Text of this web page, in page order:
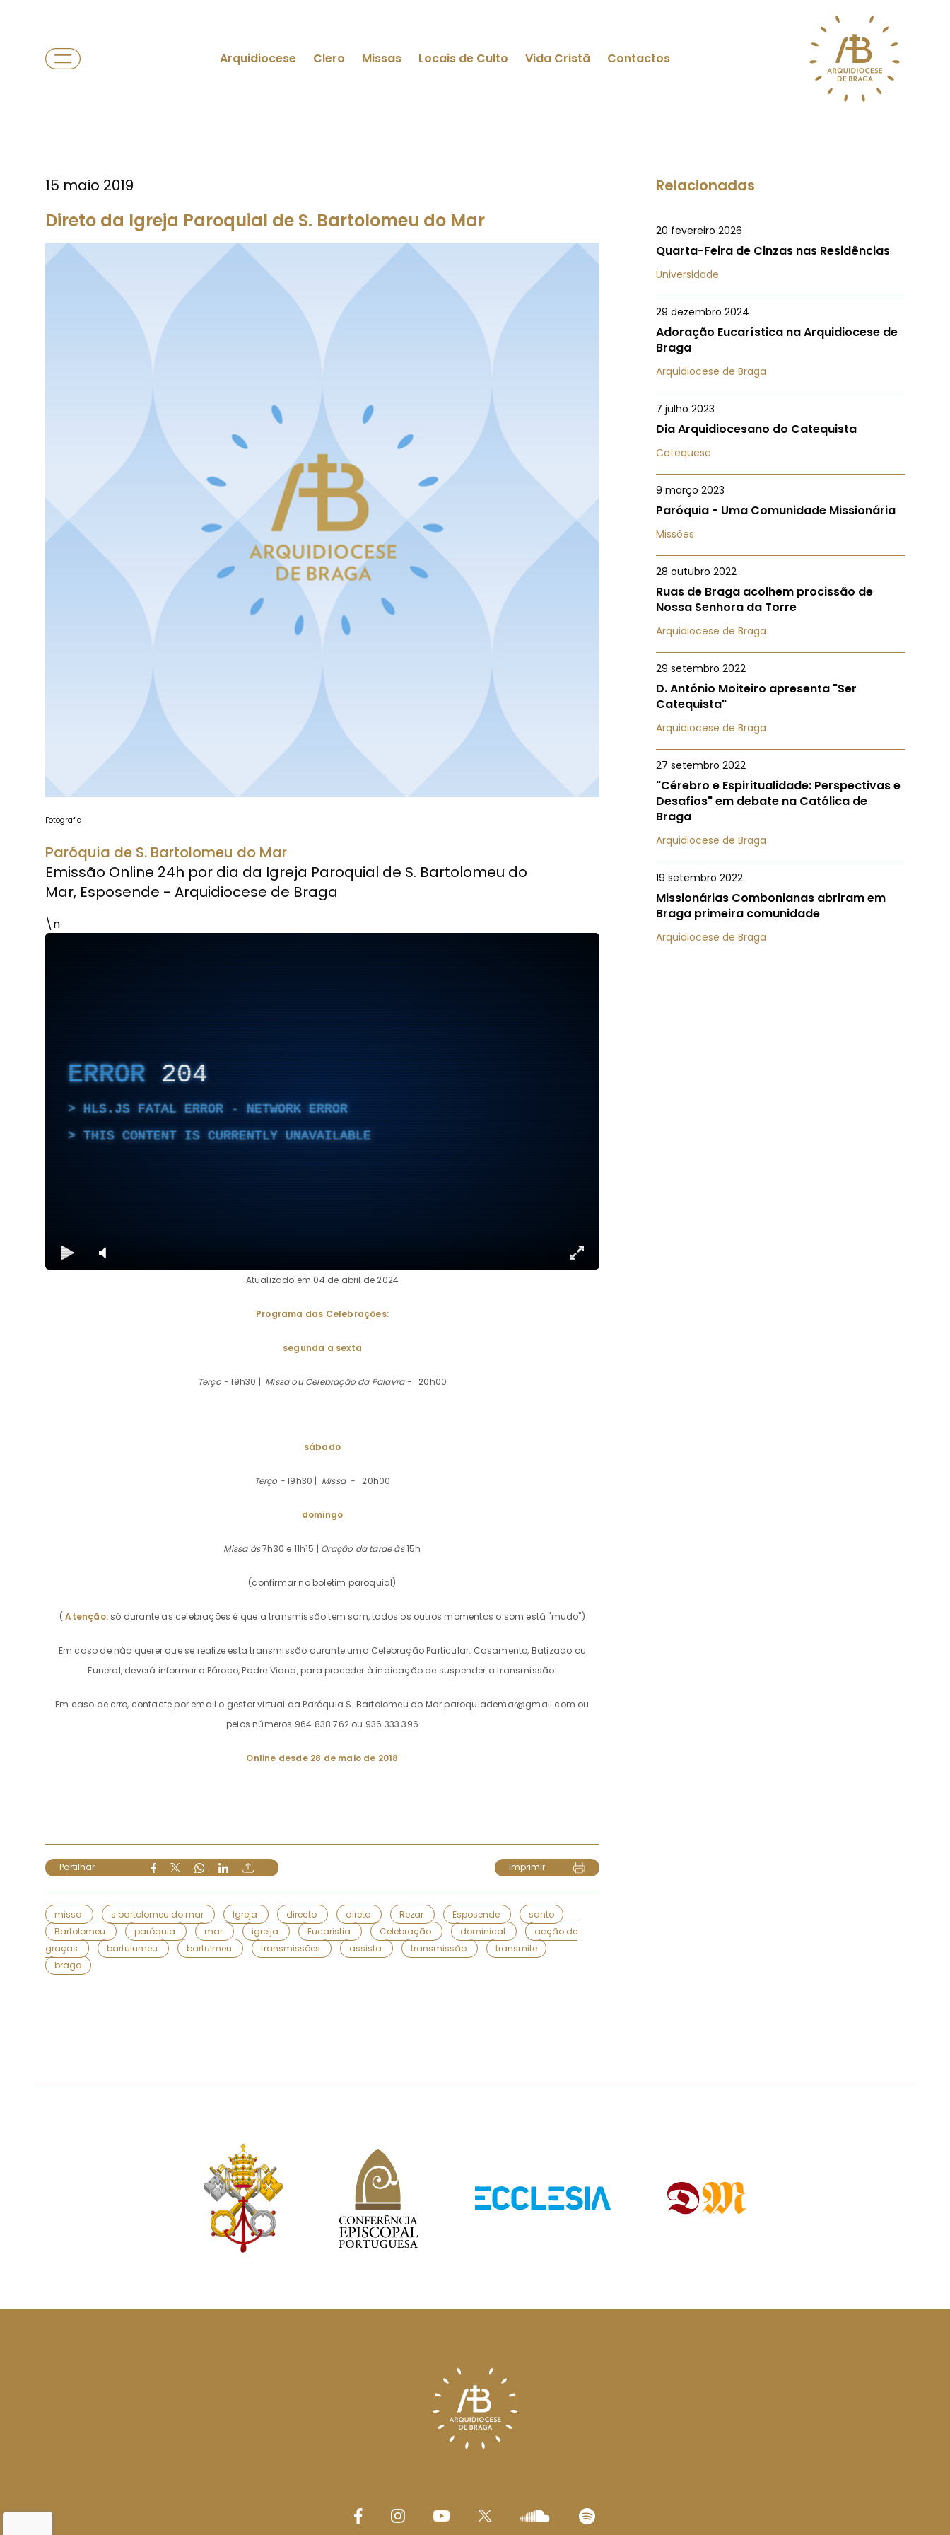
Arquidiocese Clero Missas Locais de Culto Vida Cristã Contactos
15 maio 2019
Direto da Igreja Paroquial de S. Bartolomeu do Mar
Fotografia
Paróquia de S. Bartolomeu do Mar
Emissão Online 24h por dia da Igreja Paroquial de S. Bartolomeu do
Mar, Esposende - Arquidiocese de Braga
\n
Atualizado em 04 de abril de 2024
Programa das Celebrações:
segunda a sexta
Terço -19h30 | Missa ou Celebração da Palavra - 20h00
sábado
Terço -19h30 | Missa - 20h00
domingo
Missa às7h30 e 11h15 | Oração da tarde às15h
(confirmar no boletim paroquial)
(Atenção: só durante as celebrações é que a transmissão tem som, todos os outros momentos o som está "mudo")
Em caso de não querer que se realize esta transmissão durante uma Celebração Particular: Casamento, Batizado ou
Funeral, deverá informar o Pároco, Padre Viana, para proceder à indicação de suspender a transmissão:
Em caso de erro, contacte por email o gestor virtual da Paróquia S. Bartolomeu do Marparoquiademar@gmail.com ou
pelos números 964 838 762 ou 936 333 396
Online desde 28 de maio de 2018
Partilhar Imprimir
missa s bartolomeu do mar Igreja directo direto Rezar Esposende
santo
Bartolomeu
paróquia mar igreija Eucaristia Celebração dominical
acção de
graças
bartulumeu bartulmeu transmissões assista transmissão
transmite
braga
Relacionadas
20 fevereiro 2026
Quarta-Feira de Cinzas nas Residências
Universidade
29 dezembro 2024
Adoração Eucarística na Arquidiocese de
Braga
Arquidiocese de Braga
7 julho 2023
Dia Arquidiocesano do Catequista
Catequese
9 março 2023
Paróquia - Uma Comunidade Missionária
Missões
28 outubro 2022
Ruas de Braga acolhem procissão de
Nossa Senhora da Torre
Arquidiocese de Braga
29 setembro 2022
D. António Moiteiro apresenta "Ser
Catequista"
Arquidiocese de Braga
27 setembro 2022
"Cérebro e Espiritualidade: Perspectivas e
Desafios" em debate na Católica de
Braga
Arquidiocese de Braga
19 setembro 2022
Missionárias Combonianas abriram em
Braga primeira comunidade
Arquidiocese de Braga